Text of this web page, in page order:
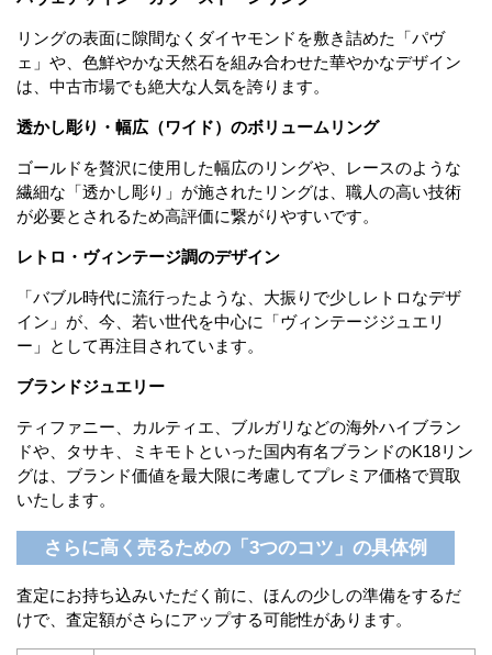
リングの表面に隙間なくダイヤモンドを敷き詰めた「パヴ
ェ」や、色鮮やかな天然石を組み合わせた華やかなデザイン
は、中古市場でも絶大な人気を誇ります。
透かし彫り・幅広（ワイド）のボリュームリング
ゴールドを贅沢に使用した幅広のリングや、レースのような
繊細な「透かし彫り」が施されたリングは、職人の高い技術
が必要とされるため高評価に繋がりやすいです。
レトロ・ヴィンテージ調のデザイン
「バブル時代に流行ったような、大振りで少しレトロなデザ
イン」が、今、若い世代を中心に「ヴィンテージジュエリ
ー」として再注目されています。
ブランドジュエリー
ティファニー、カルティエ、ブルガリなどの海外ハイブラン
ドや、タサキ、ミキモトといった国内有名ブランドのK18リン
グは、ブランド価値を最大限に考慮してプレミア価格で買取
いたします。
さらに高く売るための「3つのコツ」の具体例
査定にお持ち込みいただく前に、ほんの少しの準備をするだ
けで、査定額がさらにアップする可能性があります。